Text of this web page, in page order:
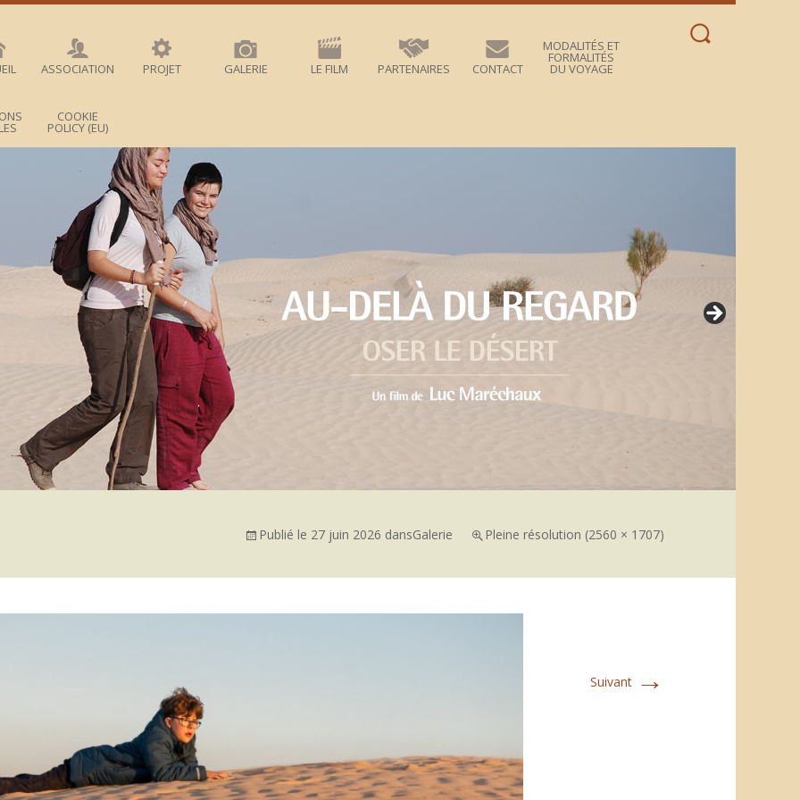
ASSOCIATION PROJET GALERIE LE FILM PARTENAIRES CONTACT
MODALITÉS ET
FORMALITÉS
DU VOYAGE
COOKIE
POLICY (EU)
Rechercher :
Publié le 27 juin 2026 dansGalerie Pleine résolution (2560 × 1707)
Suivant →